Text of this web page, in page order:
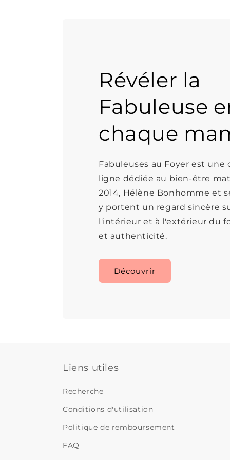
Révéler la
Fabuleuse
chaque
Fabuleuses au Foyer est
ligne dédiée au bien-être
2014, Hélène Bonhomme et
y portent un regard sincère
l'intérieur et à l'extérieur du
et authenticité.
Découvrir
Liens utiles
Recherche
Conditions d'utilisation
Politique de remboursement
FAQ